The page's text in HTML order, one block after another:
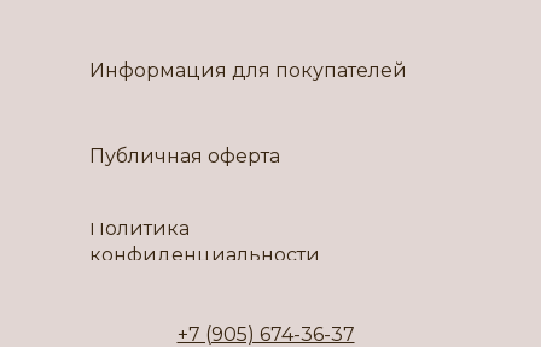
+7 (905) 674-36-37
Информация для покупателей
Публичная оферта
Политика
конфиденциальности